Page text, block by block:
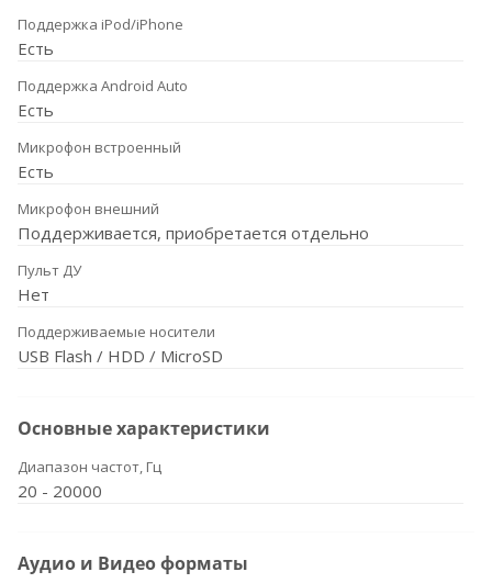
Поддержка iPod/iPhone
Есть
Поддержка Android Auto
Есть
Микрофон встроенный
Есть
Микрофон внешний
Поддерживается, приобретается отдельно
Пульт ДУ
Нет
Поддерживаемые носители
USB Flash / HDD / MicroSD
Основные характеристики
Диапазон частот, Гц
20 - 20000
Аудио и Видео форматы